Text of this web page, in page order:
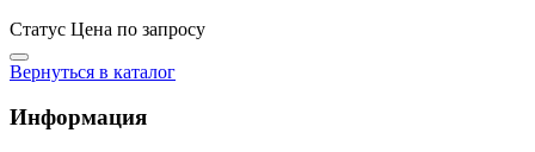
Статус Цена по запросу
Вернуться в каталог
Информация